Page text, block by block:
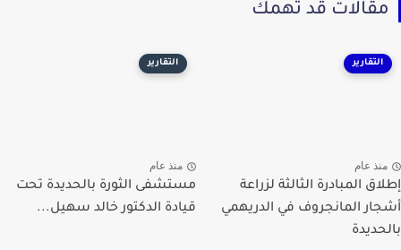
قد تهمك
التقارير
عام
المبادرة الثالثة لزراعة
المانجروف في الدريهمي
التقارير
منذ عام
مستشفى الثورة بالحديدة تحت
قيادة الدكتور خالد سهيل...